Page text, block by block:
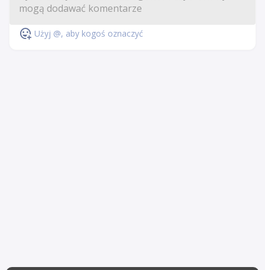
Użyj @, aby kogoś oznaczyć